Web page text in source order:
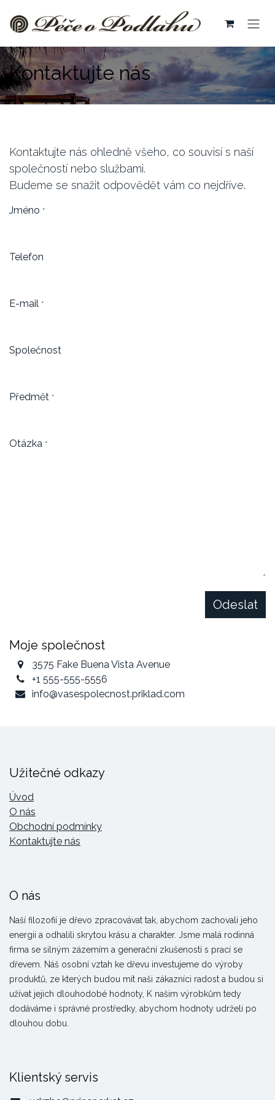
Kontaktujte nás
Kontaktujte nás ohledně všeho, co souvisí s naší
společností nebo službami.
Budeme se snažit odpovědět vám co nejdříve.
Jméno *
Telefon
E-mail *
Společnost
Předmět *
Otázka *
Odeslat
Moje společnost
3575 Fake Buena Vista Avenue
+1 555-555-5556
info@vasespolecnost.priklad.com
Užitečné odkazy
Úvod
O nás
Obchodní podmínky
Kontaktujte nás
O nás
Naší filozofií je dřevo zpracovávat tak, abychom zachovali jeho
energii a odhalili skrytou krásu a charakter. Jsme malá rodinná
firma se silným zázemím a generační zkušeností s prací se
dřevem. Náš osobní vztah ke dřevu investujeme do výroby
produktů, ze kterých budou mít naši zákazníci radost a budou si
užívat jejich dlouhodobé hodnoty, K našim výrobkům tedy
dodáváme i správné prostředky, abychom hodnoty udrželi po
dlouhou dobu.
Klientský servis